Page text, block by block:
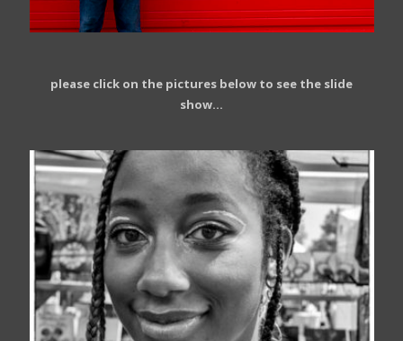
please click on the pictures below to see the slide
show…